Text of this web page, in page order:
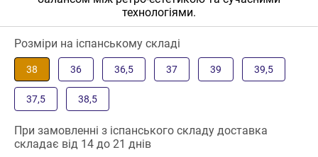
технологіями.
Розміри на іспанському складі
38 36 36,5 37 39 39,5
37,5 38,5
При замовленні з іспанського складу доставка
складає від 14 до 21 днів